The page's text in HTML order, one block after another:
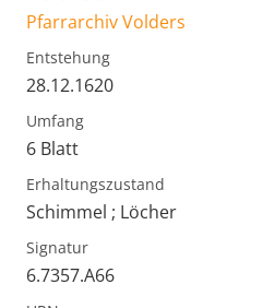
Pfarrarchiv Volders
Entstehung
28.12.1620
Umfang
6 Blatt
Erhaltungszustand
Schimmel ; Löcher
Signatur
6.7357.A66